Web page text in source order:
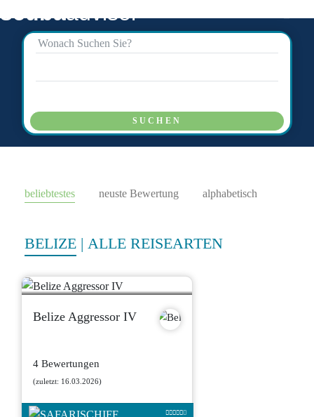
scubaadvisor
SUCHEN
beliebtestes neuste Bewertung alphabetisch
BELIZE | ALLE REISEARTEN
Belize Aggressor IV
4 Bewertungen
(zuletzt: 16.03.2026)